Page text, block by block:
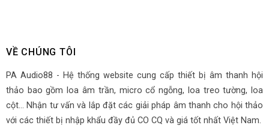
VỀ CHÚNG TÔI
PA Audio88 - Hệ thống website cung cấp thiết bị âm thanh hội
thảo bao gồm loa âm trần, micro cổ ngỗng, loa treo tường, loa
cột... Nhận tư vấn và lắp đặt các giải pháp âm thanh cho hội thảo
với các thiết bị nhập khẩu đầy đủ CO CQ và giá tốt nhất Việt Nam.